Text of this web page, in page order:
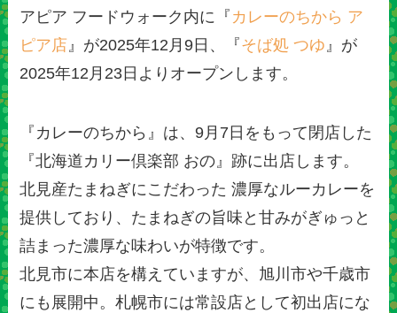
アピア フードウォーク内に『 カレーのちから ア
ピア店 』が2025年12月9日、『そば処 つゆ 』が
2025年12月23日よりオープンします。
『カレーのちから』は、9月7日をもって閉店した
『北海道カリー倶楽部 おの』跡に出店します。
北見産たまねぎにこだわった 濃厚なルーカレーを
提供しており、たまねぎの旨味と甘みがぎゅっと
詰まった濃厚な味わいが特徴です。
北見市に本店を構えていますが、旭川市や千歳市
にも展開中。札幌市には常設店として初出店にな